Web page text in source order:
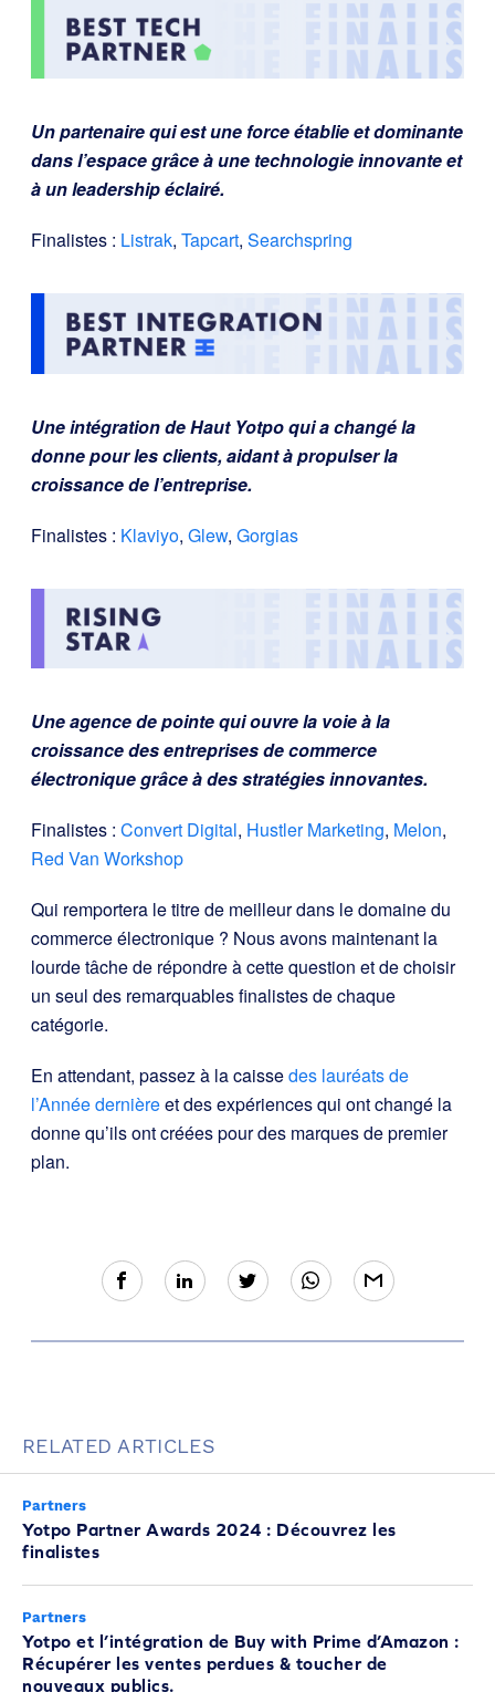
Un partenaire qui est une force établie et dominante
dans l’espace grâce à une technologie innovante et
à un leadership éclairé.
Finalistes : Listrak, Tapcart, Searchspring
Une intégration de Haut Yotpo qui a changé la
donne pour les clients, aidant à propulser la
croissance de l’entreprise.
Finalistes : Klaviyo, Glew, Gorgias
Une agence de pointe qui ouvre la voie à la
croissance des entreprises de commerce
électronique grâce à des stratégies innovantes.
Finalistes : Convert Digital, Hustler Marketing, Melon,
Red Van Workshop
Qui remportera le titre de meilleur dans le domaine du
commerce électronique ? Nous avons maintenant la
lourde tâche de répondre à cette question et de choisir
un seul des remarquables finalistes de chaque
catégorie.
En attendant, passez à la caissedes lauréats de
l’Année dernièreet des expériences qui ont changé la
donne qu’ils ont créées pour des marques de premier
plan.
RELATED ARTICLES
Partners
Yotpo Partner Awards 2024 : Découvrez les
finalistes
Partners
Yotpo et l’intégration de Buy with Prime d’Amazon :
Récupérer les ventes perdues & toucher de
nouveaux publics.